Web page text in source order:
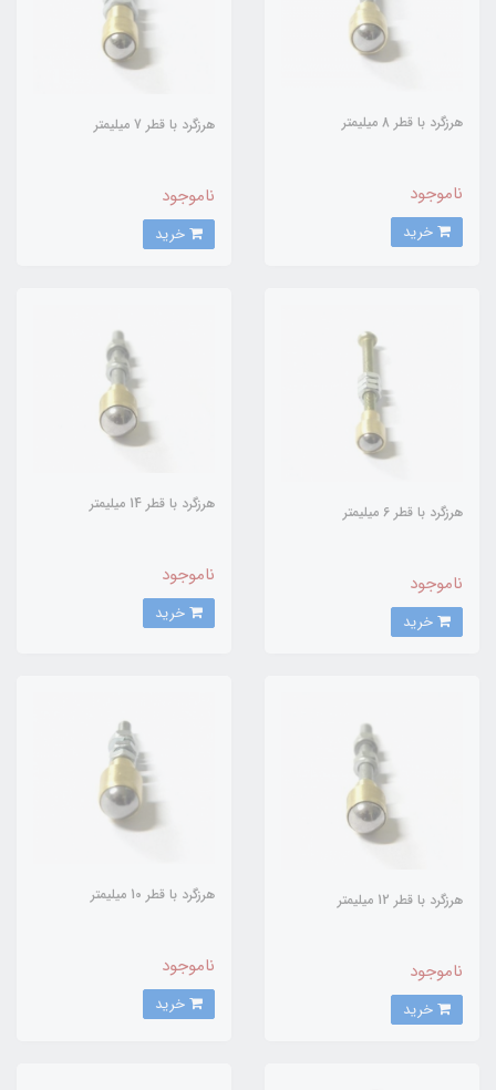
هرزگرد با قطر 8 میلیمتر
ناموجود
هرزگرد با قطر 7 میلیمتر
ناموجود
هرزگرد با قطر 6 میلیمتر
ناموجود
هرزگرد با قطر 14 میلیمتر
ناموجود
هرزگرد با قطر 12 میلیمتر
ناموجود
هرزگرد با قطر 10 میلیمتر
ناموجود